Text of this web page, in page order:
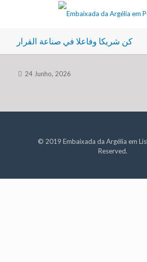
كن شريكا وفاعلا في صناعة القرار
24 Junho, 2026
© 2019 Embaixada da Argélia em
Reserved.